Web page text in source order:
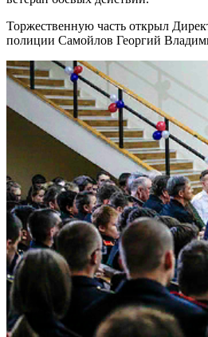
Торжественную часть открыл
полиции Самойлов Георгий